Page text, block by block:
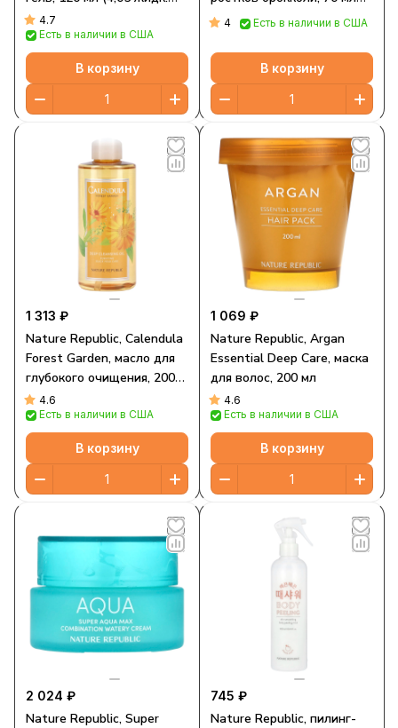
Унции)
4.7
Есть в наличии в США
В корзину
(2,36 жидк. Унции)
4 Есть в наличии в США
В корзину
1 313 ₽
Nature Republic, Calendula
Forest Garden, масло для
глубокого очищения, 200
мл (6,76 жидк. Унции)
4.6
Есть в наличии в США
В корзину
1 069 ₽
Nature Republic, Argan
Essential Deep Care, маска
для волос, 200 мл
4.6
Есть в наличии в США
В корзину
2 024 ₽
Nature Republic, Super
745 ₽
Nature Republic, пилинг-